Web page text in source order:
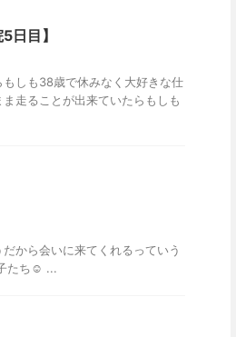
日目】
しも38歳で休みなく大好きな仕
走ることが出来ていたらもしも
から会いに来てくれるっていう
たち☺️ ...